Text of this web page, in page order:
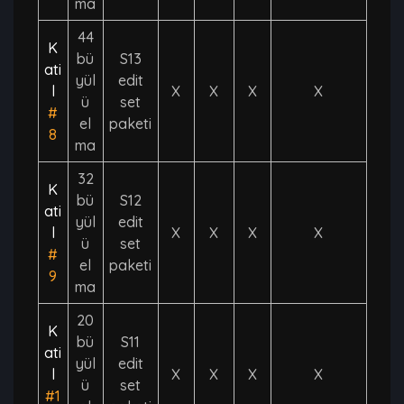
K
ati
l
#
8
44
bü
yül
ü
el
ma
S13
edit
set
paketi
X X X X
K
ati
l
#
9
32
bü
yül
ü
el
ma
S12
edit
set
paketi
X X X X
K
ati
l
#1
20
bü
yül
ü
S11
edit
set
X X X X